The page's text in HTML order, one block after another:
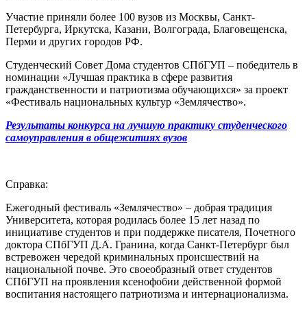
Участие приняли более 100 вузов из Москвы, Санкт-
Петербурга, Иркутска, Казани, Волгограда, Благовещенска,
Перми и других городов РФ.
Студенческий Совет Дома студентов СПбГУП – победитель в
номинации «Лучшая практика в сфере развития
гражданственности и патриотизма обучающихся» за проект
«Фестиваль национальных культур «Землячество».
Результаты конкурса на лучшую практику студенческого
самоуправления в общежитиях вузов
Справка:
Ежегодный фестиваль «Землячество» – добрая традиция
Университета, которая родилась более 15 лет назад по
инициативе студентов и при поддержке писателя, Почетного
доктора СПбГУП Д.А. Гранина, когда Санкт-Петербург был
встревожен чередой криминальных происшествий на
национальной почве. Это своеобразный ответ студентов
СПбГУП на проявления ксенофобии действенной формой
воспитания настоящего патриотизма и интернационализма.